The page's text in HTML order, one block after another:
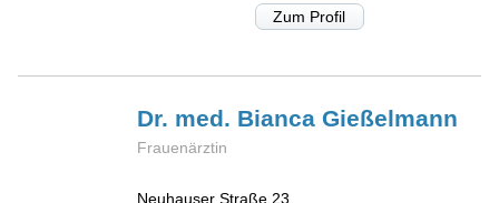
Zum Profil
Dr. med. BiancaGießelmann
Frauenärztin
Neuhauser Straße 23